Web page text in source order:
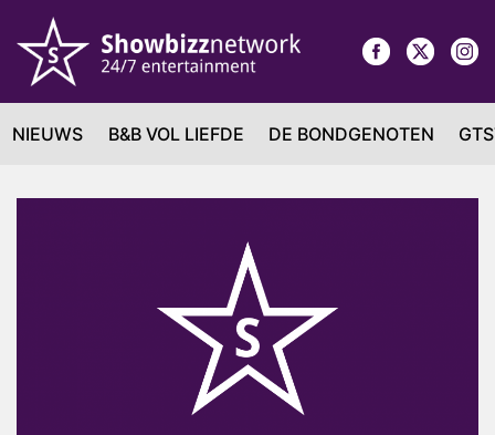
NIEUWS B&B VOL LIEFDE DE BONDGENOTEN